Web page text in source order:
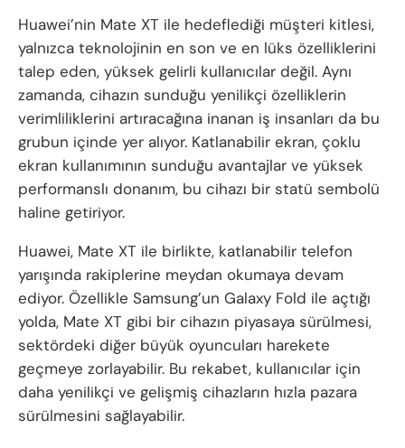
Huawei’nin Mate XT ile hedeflediği müşteri kitlesi,
yalnızca teknolojinin en son ve en lüks özelliklerini
talep eden, yüksek gelirli kullanıcılar değil. Aynı
zamanda, cihazın sunduğu yenilikçi özelliklerin
verimliliklerini artıracağına inanan iş insanları da bu
grubun içinde yer alıyor. Katlanabilir ekran, çoklu
ekran kullanımının sunduğu avantajlar ve yüksek
performanslı donanım, bu cihazı bir statü sembolü
haline getiriyor.
Huawei, Mate XT ile birlikte, katlanabilir telefon
yarışında rakiplerine meydan okumaya devam
ediyor. Özellikle Samsung’un Galaxy Fold ile açtığı
yolda, Mate XT gibi bir cihazın piyasaya sürülmesi,
sektördeki diğer büyük oyuncuları harekete
geçmeye zorlayabilir. Bu rekabet, kullanıcılar için
daha yenilikçi ve gelişmiş cihazların hızla pazara
sürülmesini sağlayabilir.